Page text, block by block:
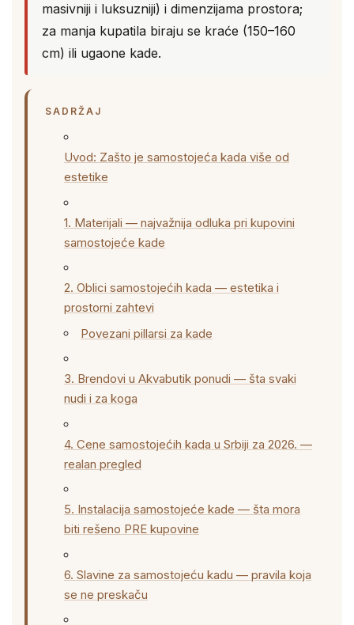
masivniji i luksuzniji) i dimenzijama prostora;
za manja kupatila biraju se kraće (150–160
cm) ili ugaone kade.
SADRŽAJ
Uvod: Zašto je samostojeća kada više od
estetike
1. Materijali — najvažnija odluka pri kupovini
samostojeće kade
2. Oblici samostojećih kada — estetika i
prostorni zahtevi
Povezani pillarsi za kade
3. Brendovi u Akvabutik ponudi — šta svaki
nudi i za koga
4. Cene samostojećih kada u Srbiji za 2026. —
realan pregled
5. Instalacija samostojeće kade — šta mora
biti rešeno PRE kupovine
6. Slavine za samostojeću kadu — pravila koja
se ne preskaču